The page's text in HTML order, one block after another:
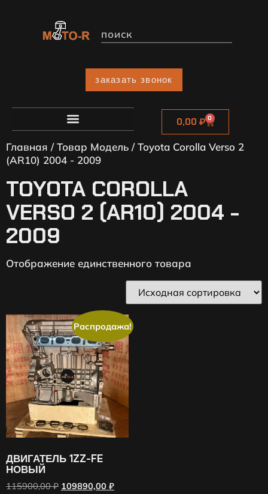
заказать звонок
0,00 ₽ 0
Главная / Товар Модель / Toyota Corolla Verso 2
(AR10) 2004 - 2009
TOYOTA COROLLA
VERSO 2 (AR10) 2004 -
2009
Отображение единственного товара
Распродажа!
ДВИГАТЕЛЬ 1ZZ-FE
НОВЫЙ
115900,00₽ 109890,00 ₽